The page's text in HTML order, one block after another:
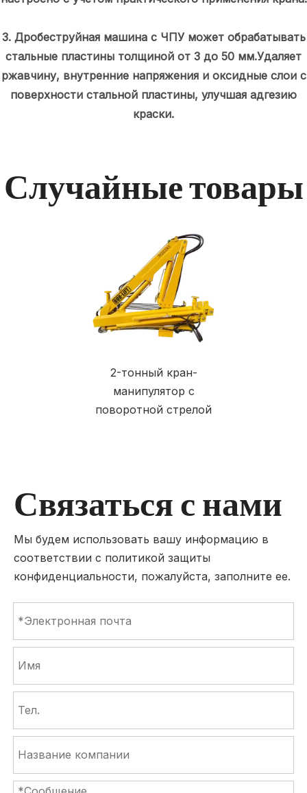
3. Дробеструйная машина с ЧПУ может обрабатывать
стальные пластины толщиной от 3 до 50 мм.Удаляет
ржавчину, внутренние напряжения и оксидные слои с
поверхности стальной пластины, улучшая адгезию
краски.
Случайные товары
2-тонный кран-
манипулятор с
поворотной стрелой
Связаться с нами
Мы будем использовать вашу информацию в
соответствии с политикой защиты
конфиденциальности, пожалуйста, заполните ее.